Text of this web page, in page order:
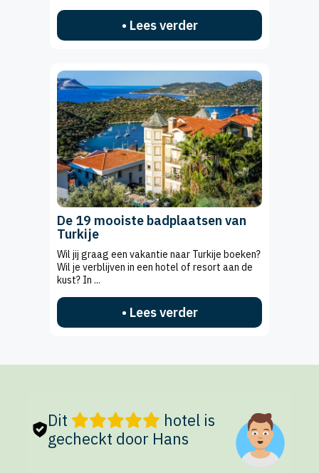
• Lees verder
De 19 mooiste badplaatsen van
Turkije
Wil jij graag een vakantie naar Turkije boeken?
Wil je verblijven in een hotel of resort aan de
kust? In ...
• Lees verder
Dit
hotel is
gecheckt door Hans